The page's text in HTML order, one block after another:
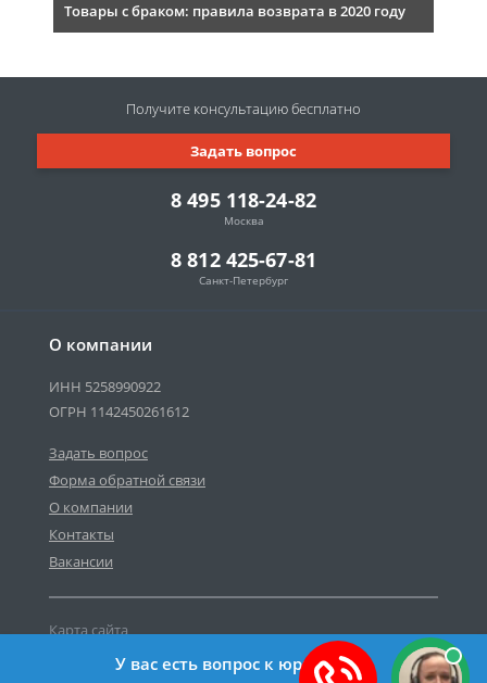
Товары с браком: правила возврата в 2020 году
О компании
ИНН 5258990922
ОГРН 1142450261612
Задать вопрос
Форма обратной связи
О компании
Контакты
Вакансии
Карта сайта
Политика персональных данных
8 495 118-24-82
Москва
8 812 425-67-81
Санкт-Петербург
Задать вопрос
Получите консультациюбесплатно
У вас есть вопрос к юристу?